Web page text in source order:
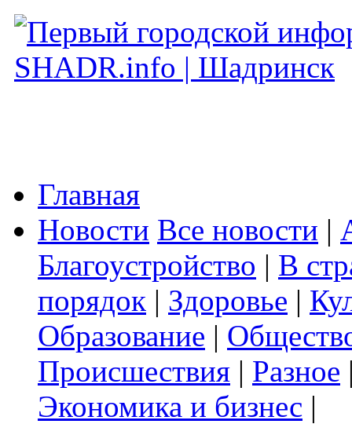
Главная
Новости Все новости |
Благоустройство | В
порядок | Здоровье |
Образование |
Происшествия | Разное
Экономика и бизнес |